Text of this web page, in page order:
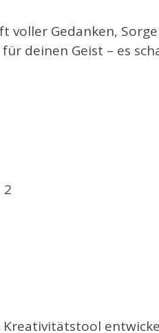
voller Gedanken,
deinen Geist – es
Kreativitätstool